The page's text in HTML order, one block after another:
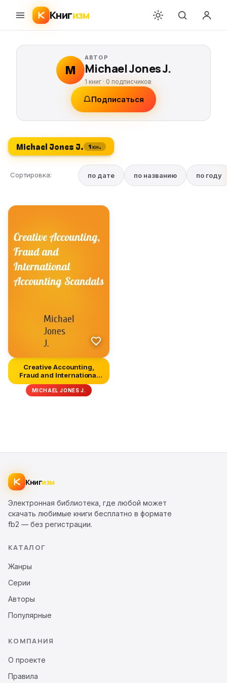
Книгизм
M
АВТОР
Michael Jones J.
1 книг · 0 подписчиков
Подписаться
Michael Jones J. 1 кн.
Сортировка: по дате по названию по году
Creative Accounting,
Fraud and International
Accou...
MICHAEL JONES J.
Книгизм
Электронная библиотека, где любой может
скачать любимые книги бесплатно в формате
fb2 — без регистрации.
КАТАЛОГ
Жанры
Серии
Авторы
Популярные
КОМПАНИЯ
О проекте
Правила